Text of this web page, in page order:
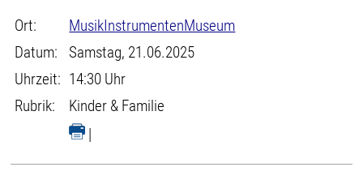
Ort:
MusikInstrumentenMuseum
Datum:
Samstag, 21.06.2025
Uhrzeit: 14:30 Uhr
Rubrik:
Kinder & Familie
|